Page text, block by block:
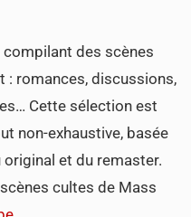
des scènes
: romances, discussions,
Cette sélection est
non-exhaustive, basée
et du remaster.
cultes de Mass